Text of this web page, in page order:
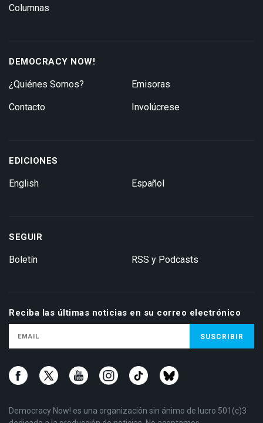
Columnas
DEMOCRACY NOW!
¿Quiénes Somos?
Contacto
Emisoras
Involúcrese
EDICIONES
English Español
SEGUIR
Boletín RSS y Podcasts
Reciba las últimas noticias en su correo electrónico
Democracy Now! es una organización sin ánimo de lucro 501(c)3